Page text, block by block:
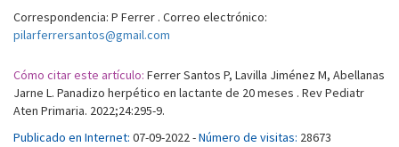
Correspondencia: P Ferrer . Correo electrónico:
pilarferrersantos@gmail.com
Cómo citar este artículo: Ferrer Santos P, Lavilla Jiménez M, Abellanas
Jarne L. Panadizo herpético en lactante de 20 meses . Rev Pediatr
Aten Primaria. 2022;24:295-9.
Publicado en Internet: 07-09-2022 -Número de visitas: 28673